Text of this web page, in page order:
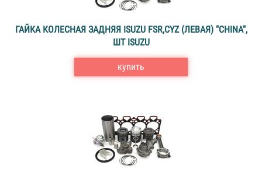
ГАЙКА КОЛЕСНАЯ ЗАДНЯЯ ISUZU FSR,CYZ (ЛЕВАЯ) "CHINA",
ШТ ISUZU
купить